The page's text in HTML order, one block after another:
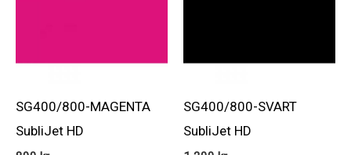
SG400/800-MAGENTA
SubliJet HD
SG400/800-SVART
SubliJet HD